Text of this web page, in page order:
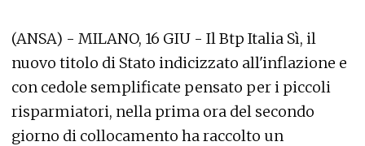
(ANSA) - MILANO, 16 GIU - Il Btp Italia Sì, il
nuovo titolo di Stato indicizzato all'inflazione e
con cedole semplificate pensato per i piccoli
risparmiatori, nella prima ora del secondo
giorno di collocamento ha raccolto un